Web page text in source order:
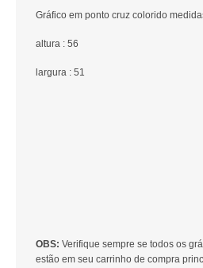
Gráfico em ponto cruz colorido
altura : 56
largura : 51
OBS: Verifique sempre se todos os
estão em seu carrinho de compra